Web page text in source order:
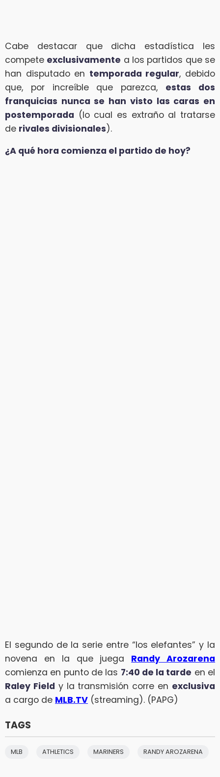
Cabe destacar que dicha estadística les
compete exclusivamente a los partidos que se
han disputado en temporada regular, debido
que, por increíble que parezca, estas dos
franquicias nunca se han visto las caras en
postemporada (lo cual es extraño al tratarse
de rivales divisionales).
¿A qué hora comienza el partido de hoy?
El segundo de la serie entre “los elefantes” y la
novena en la que juega Randy Arozarena
comienza en punto de las 7:40 de la tarde en el
Raley Field y la transmisión corre en exclusiva
a cargo de MLB.TV (streaming). (PAPG)
TAGS
MLB ATHLETICS MARINERS RANDY AROZARENA